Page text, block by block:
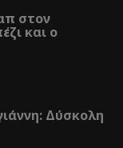
στον
και ο
Δύσκολη